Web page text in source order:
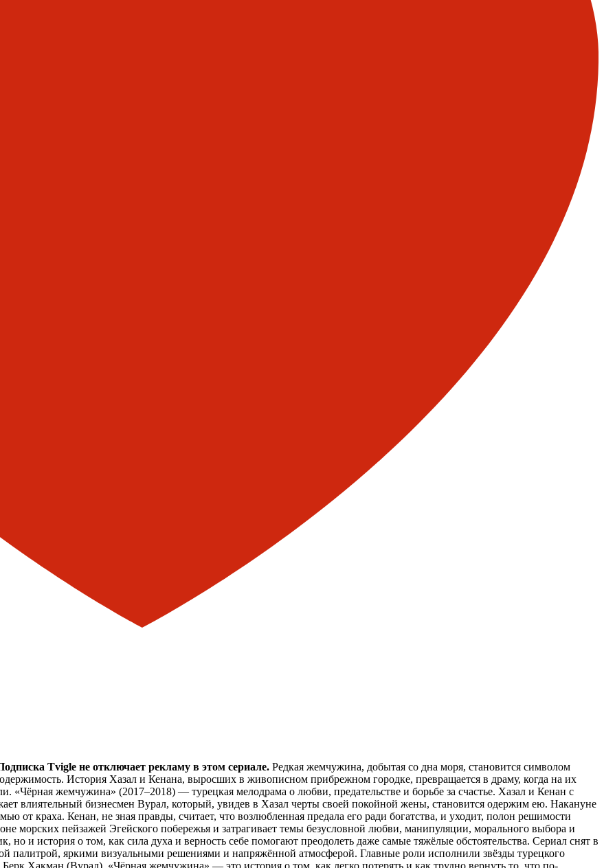
Tvigle не отключает рекламу в этом сериале. Редкая жемчужина, добытая со дна моря, становится символом
История Хазал и Кенана, выросших в живописном прибрежном городке, превращается в драму, когда на их
«Чёрная жемчужина» (2017–2018) — турецкая мелодрама о любви, предательстве и борьбе за счастье. Хазал и Кенан с
влиятельный бизнесмен Вурал, который, увидев в Хазал черты своей покойной жены, становится одержим ею. Накануне
от краха. Кенан, не зная правды, считает, что возлюбленная предала его ради богатства, и уходит, полон решимости
морских пейзажей Эгейского побережья и затрагивает темы безусловной любви, манипуляции, морального выбора и
и история о том, как сила духа и верность себе помогают преодолеть даже самые тяжёлые обстоятельства. Сериал снят в
палитрой, яркими визуальными решениями и напряжённой атмосферой. Главные роли исполнили звёзды турецкого